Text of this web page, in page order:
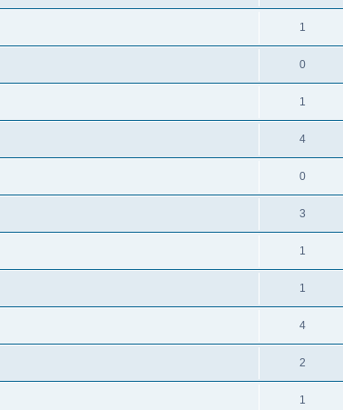
1
0
1
4
0
3
1
1
4
2
1